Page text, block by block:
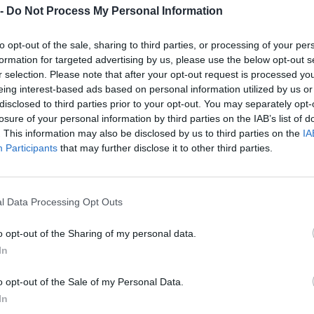
Do Not Process My Personal Information
opt-out of the sale, sharing to third parties, or processing of your
for targeted advertising by us, please use the below opt-out
selection. Please note that after your opt-out request is processed
interest-based ads based on personal information utilized by us
to third parties prior to your opt-out. You may separately
of your personal information by third parties on the IAB’s list of
This information may also be disclosed by us to third parties on the
Participants that may further disclose it to other third parties.
Data Processing Opt Outs
opt-out of the Sharing of my personal data.
opt-out of the Sale of my Personal Data.
S.R.L. 10-25 milioni
A RESPONSABILITA'
SEMPLIFICATA
0-1 milioni 28.30.90
S.R.L. 1-2 milioni 28.93.00
SRL 1-2 milioni
CENTRO ECOLOGICO
5-10 milioni